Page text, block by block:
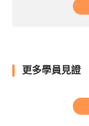
更多學員見證